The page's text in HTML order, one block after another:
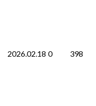
2026.02.18 0 398